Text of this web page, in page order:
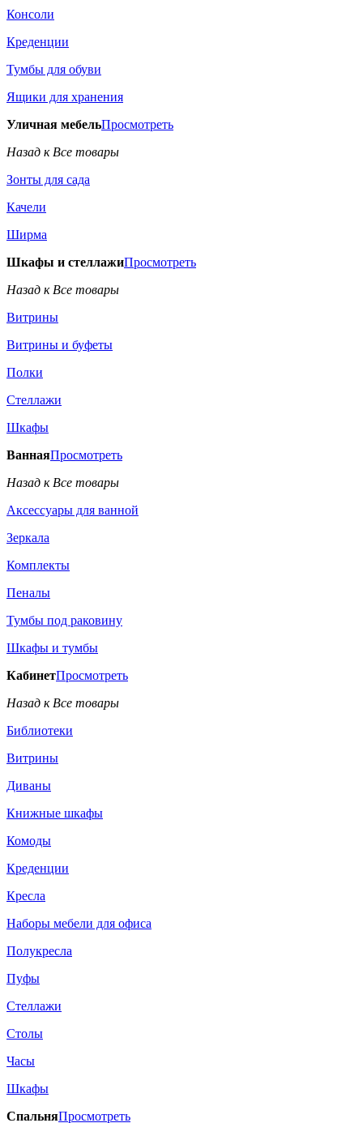
Консоли
Креденции
Тумбы для обуви
Ящики для хранения
Уличная мебельПросмотреть
Назад к Все товары
Зонты для сада
Качели
Ширма
Шкафы и стеллажиПросмотреть
Назад к Все товары
Витрины
Витрины и буфеты
Полки
Стеллажи
Шкафы
ВаннаяПросмотреть
Назад к Все товары
Аксессуары для ванной
Зеркала
Комплекты
Пеналы
Тумбы под раковину
Шкафы и тумбы
КабинетПросмотреть
Назад к Все товары
Библиотеки
Витрины
Диваны
Книжные шкафы
Комоды
Креденции
Кресла
Наборы мебели для офиса
Полукресла
Пуфы
Стеллажи
Столы
Часы
Шкафы
СпальняПросмотреть